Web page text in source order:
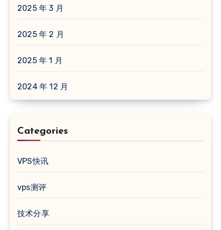
2025 年 3 月
2025 年 2 月
2025 年 1 月
2024 年 12 月
Categories
VPS快讯
vps测评
技术分享